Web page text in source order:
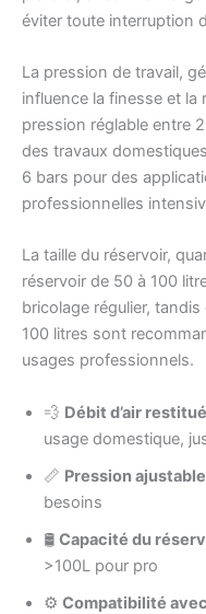
éviter toute interruption
La pression de travail,
influence la finesse et la
pression réglable entre
des travaux
6 bars pour des
professionnelles
La taille du réservoir,
réservoir de 50 à 100
bricolage régulier,
100 litres sont
usages professionnels.
💨 Débit d’air restitué
usage domestique,
📏 Pression ajustable
besoins
🛢️ Capacité du
>100L pour pro
⚙️ Compatibilité